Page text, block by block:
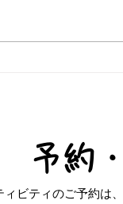
予約
ビティのご予約は